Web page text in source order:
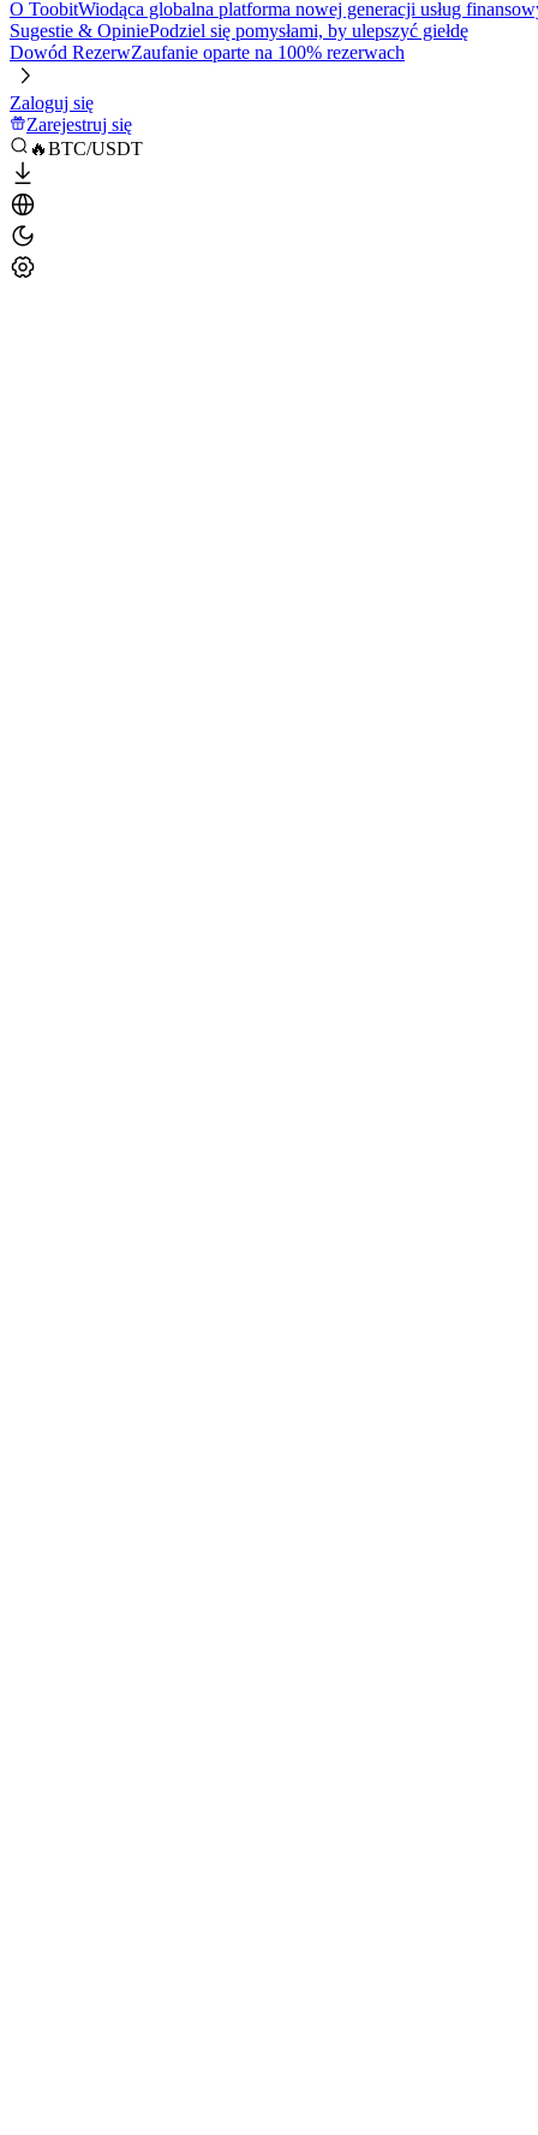
O ToobitWiodąca globalna platforma nowej generacji usług
Sugestie & OpiniePodziel się pomysłami, by ulepszyć giełdę
Dowód RezerwZaufanie oparte na 100% rezerwach
Zaloguj się
Zarejestruj się
🔥BTC/USDT